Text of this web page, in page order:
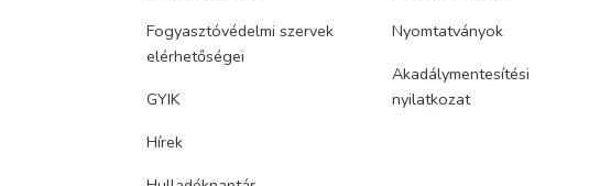
Fogyasztóvédelmi szervek
elérhetőségei
GYIK
Hírek
Nyomtatványok
Akadálymentesítési
nyilatkozat